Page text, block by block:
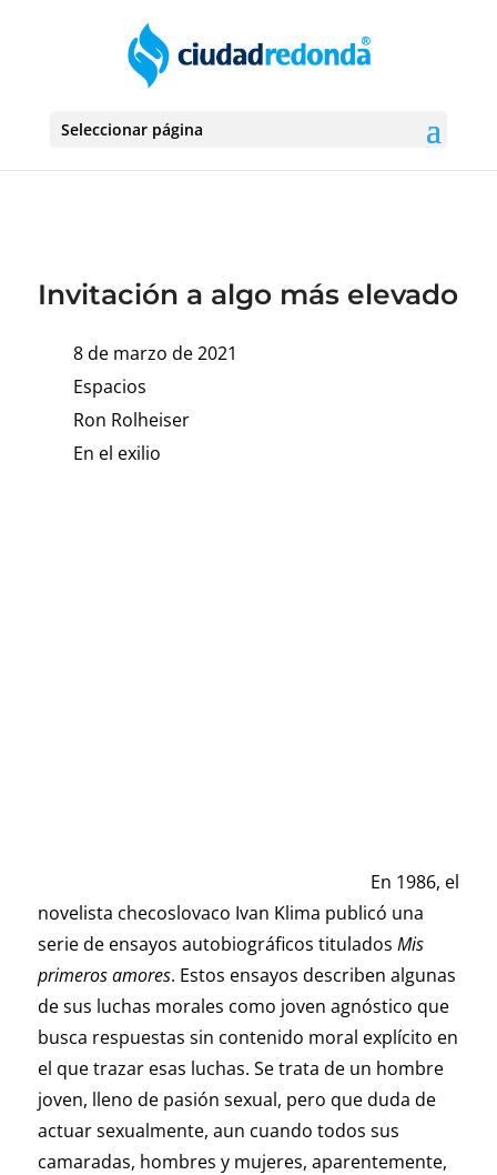
Seleccionar página
Invitación a algo más elevado
8 de marzo de 2021
Espacios
Ron Rolheiser
En el exilio
En 1986, el
novelista checoslovaco Ivan Klima publicó una
serie de ensayos autobiográficos titulados Mis
primeros amores. Estos ensayos describen algunas
de sus luchas morales como joven agnóstico que
busca respuestas sin contenido moral explícito en
el que trazar esas luchas. Se trata de un hombre
joven, lleno de pasión sexual, pero que duda de
actuar sexualmente, aun cuando todos sus
camaradas, hombres y mujeres, aparentemente,